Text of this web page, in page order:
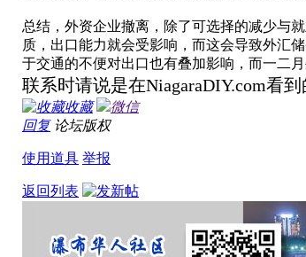
总结，外资企业撤离，除了可选择的减少与
质，出口能力就会受影响，而这会导致外汇
于交通的不便对出口也有叠加影响，而一二
联系时请说是在NiagaraDIY.com看到
收藏
微信
回复 论坛版权
使用道具 举报
返回列表